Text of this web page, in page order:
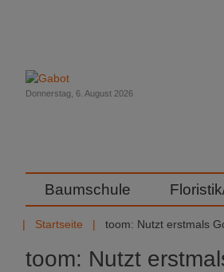
Donnerstag, 6. August 2026
Baumschule
Startseite toom: Nutzt erstmals
toom: Nutzt